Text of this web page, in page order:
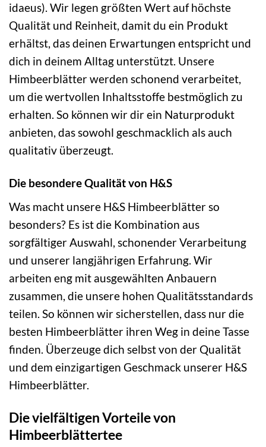
idaeus). Wir legen größten Wert auf höchste
Qualität und Reinheit, damit du ein Produkt
erhältst, das deinen Erwartungen entspricht und
dich in deinem Alltag unterstützt. Unsere
Himbeerblätter werden schonend verarbeitet,
um die wertvollen Inhaltsstoffe bestmöglich zu
erhalten. So können wir dir ein Naturprodukt
anbieten, das sowohl geschmacklich als auch
qualitativ überzeugt.
Die besondere Qualität von H&S
Was macht unsere H&S Himbeerblätter so
besonders? Es ist die Kombination aus
sorgfältiger Auswahl, schonender Verarbeitung
und unserer langjährigen Erfahrung. Wir
arbeiten eng mit ausgewählten Anbauern
zusammen, die unsere hohen Qualitätsstandards
teilen. So können wir sicherstellen, dass nur die
besten Himbeerblätter ihren Weg in deine Tasse
finden. Überzeuge dich selbst von der Qualität
und dem einzigartigen Geschmack unserer H&S
Himbeerblätter.
Die vielfältigen Vorteile von
Himbeerblättertee